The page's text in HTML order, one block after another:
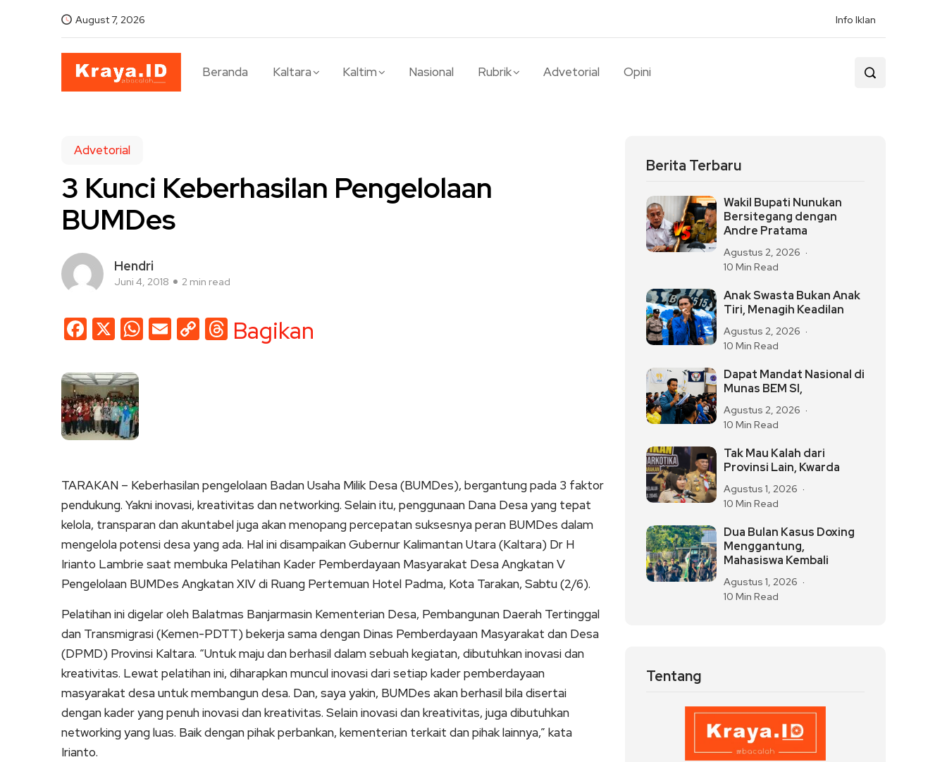
August 7, 2026 Info Iklan
Beranda Kaltara Kaltim Nasional Rubrik Advetorial Opini
Advetorial
3 Kunci Keberhasilan Pengelolaan
BUMDes
Hendri
Juni 4, 2018 2 min read
Facebook
X WhatsApp
EmailCopyThreads
Bagikan
TARAKAN – Keberhasilan pengelolaan Badan Usaha Milik Desa (BUMDes), bergantung pada 3 faktor
pendukung. Yakni inovasi, kreativitas dan networking. Selain itu, penggunaan Dana Desa yang tepat
kelola, transparan dan akuntabel juga akan menopang percepatan suksesnya peran BUMDes dalam
mengelola potensi desa yang ada. Hal ini disampaikan Gubernur Kalimantan Utara (Kaltara) Dr H
Irianto Lambrie saat membuka Pelatihan Kader Pemberdayaan Masyarakat Desa Angkatan V
Pengelolaan BUMDes Angkatan XIV di Ruang Pertemuan Hotel Padma, Kota Tarakan, Sabtu (2/6).
Pelatihan ini digelar oleh Balatmas Banjarmasin Kementerian Desa, Pembangunan Daerah Tertinggal
dan Transmigrasi (Kemen-PDTT) bekerja sama dengan Dinas Pemberdayaan Masyarakat dan Desa
(DPMD) Provinsi Kaltara. “Untuk maju dan berhasil dalam sebuah kegiatan, dibutuhkan inovasi dan
kreativitas. Lewat pelatihan ini, diharapkan muncul inovasi dari setiap kader pemberdayaan
masyarakat desa untuk membangun desa. Dan, saya yakin, BUMDes akan berhasil bila disertai
dengan kader yang penuh inovasi dan kreativitas. Selain inovasi dan kreativitas, juga dibutuhkan
networking yang luas. Baik dengan pihak perbankan, kementerian terkait dan pihak lainnya,” kata
Irianto.
Berita Terbaru
Wakil Bupati Nunukan
Bersitegang dengan
Andre Pratama
Agustus 2, 2026
10 Min Read
Anak Swasta Bukan Anak
Tiri, Menagih Keadilan
Agustus 2, 2026
10 Min Read
Dapat Mandat Nasional di
Munas BEM SI,
Agustus 2, 2026
10 Min Read
Tak Mau Kalah dari
Provinsi Lain, Kwarda
Agustus 1, 2026
10 Min Read
Dua Bulan Kasus Doxing
Menggantung,
Mahasiswa Kembali
Agustus 1, 2026
10 Min Read
Tentang